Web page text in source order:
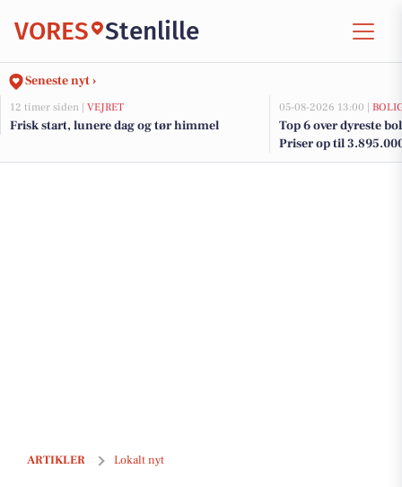
VORES Stenlille
Seneste nyt ›
12 timer siden | VEJRET
Frisk start, lunere dag og tør himmel
05-08-2026 13:00 |
Top 6 over dyreste
Priser op til
ARTIKLER Lokalt nyt
Fire kommuner hædres for samarbejde om omfattende